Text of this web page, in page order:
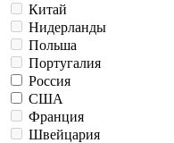
Китай
Нидерланды
Польша
Португалия
Россия
США
Франция
Швейцария